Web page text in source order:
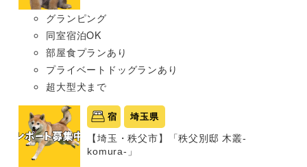
グランピング
同室宿泊OK
部屋食プランあり
プライベートドッグランあり
超大型犬まで
宿 埼玉県
【埼玉・秩父市】「秩父別邸 木叢-
komura-」